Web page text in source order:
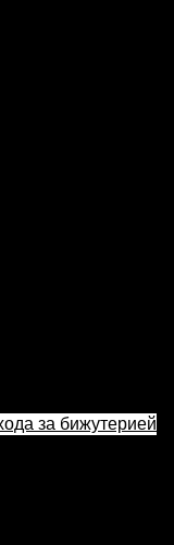
за бижутерией